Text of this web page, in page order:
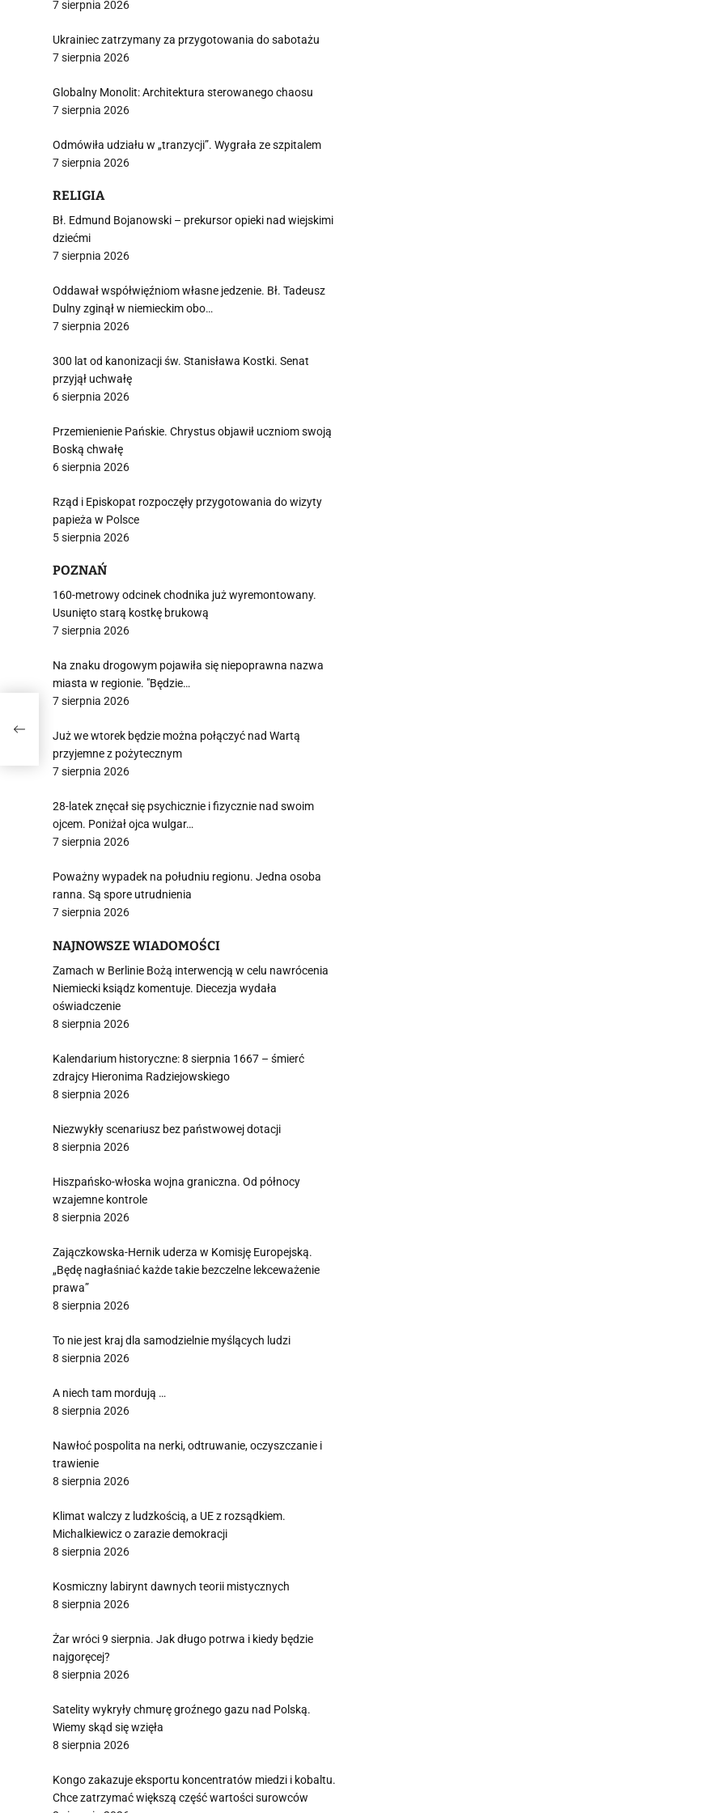
7 sierpnia 2026
Ukrainiec zatrzymany za przygotowania do sabotażu
7 sierpnia 2026
Globalny Monolit: Architektura sterowanego chaosu
7 sierpnia 2026
Odmówiła udziału w „tranzycji”. Wygrała ze szpitalem
7 sierpnia 2026
RELIGIA
Bł. Edmund Bojanowski – prekursor opieki nad wiejskimi
dziećmi
7 sierpnia 2026
Oddawał współwięźniom własne jedzenie. Bł. Tadeusz
Dulny zginął w niemieckim obo…
7 sierpnia 2026
300 lat od kanonizacji św. Stanisława Kostki. Senat
przyjął uchwałę
6 sierpnia 2026
Przemienienie Pańskie. Chrystus objawił uczniom swoją
Boską chwałę
6 sierpnia 2026
Rząd i Episkopat rozpoczęły przygotowania do wizyty
papieża w Polsce
5 sierpnia 2026
POZNAŃ
160-metrowy odcinek chodnika już wyremontowany.
Usunięto starą kostkę brukową
7 sierpnia 2026
Na znaku drogowym pojawiła się niepoprawna nazwa
miasta w regionie. "Będzie…
7 sierpnia 2026
Już we wtorek będzie można połączyć nad Wartą
przyjemne z pożytecznym
7 sierpnia 2026
28-latek znęcał się psychicznie i fizycznie nad swoim
ojcem. Poniżał ojca wulgar…
7 sierpnia 2026
Poważny wypadek na południu regionu. Jedna osoba
ranna. Są spore utrudnienia
7 sierpnia 2026
NAJNOWSZE WIADOMOŚCI
Zamach w Berlinie Bożą interwencją w celu nawrócenia
Niemiecki ksiądz komentuje. Diecezja wydała
oświadczenie
8 sierpnia 2026
Kalendarium historyczne: 8 sierpnia 1667 – śmierć
zdrajcy Hieronima Radziejowskiego
8 sierpnia 2026
Niezwykły scenariusz bez państwowej dotacji
8 sierpnia 2026
Hiszpańsko-włoska wojna graniczna. Od północy
wzajemne kontrole
8 sierpnia 2026
Zajączkowska-Hernik uderza w Komisję Europejską.
„Będę nagłaśniać każde takie bezczelne lekceważenie
prawa”
8 sierpnia 2026
To nie jest kraj dla samodzielnie myślących ludzi
8 sierpnia 2026
A niech tam mordują …
8 sierpnia 2026
Nawłoć pospolita na nerki, odtruwanie, oczyszczanie i
trawienie
8 sierpnia 2026
Klimat walczy z ludzkością, a UE z rozsądkiem.
Michalkiewicz o zarazie demokracji
8 sierpnia 2026
Kosmiczny labirynt dawnych teorii mistycznych
8 sierpnia 2026
Żar wróci 9 sierpnia. Jak długo potrwa i kiedy będzie
najgoręcej?
8 sierpnia 2026
Satelity wykryły chmurę groźnego gazu nad Polską.
Wiemy skąd się wzięła
8 sierpnia 2026
Kongo zakazuje eksportu koncentratów miedzi i kobaltu.
Chce zatrzymać większą część wartości surowców